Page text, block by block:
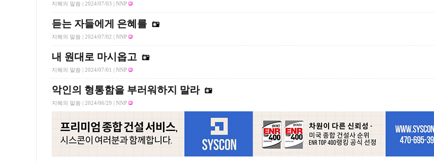
지혜의 말씀 | 2024/07/03 | NNP
듣는 자들에게 은혜를
지혜의 말씀 | 2024/07/02 | NNP
내 원대로 마시옵고
지혜의 말씀 | 2024/07/01 | NNP
악인의 형통함을 부러워하지 말라
지혜의 말씀 | 2024/06/29 | NNP